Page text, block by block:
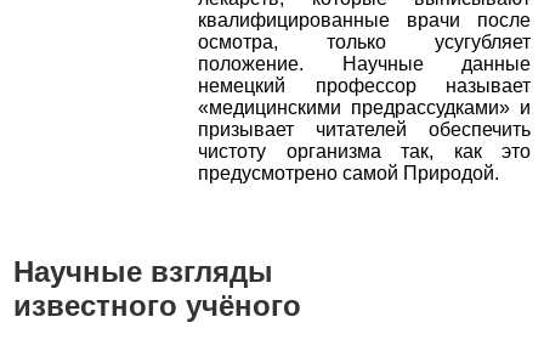
квалифицированные врачи после
осмотра, только усугубляет
положение. Научные данные
немецкий профессор называет
«медицинскими предрассудками» и
призывает читателей обеспечить
чистоту организма так, как это
предусмотрено самой Природой.
Научные взгляды
известного учёного